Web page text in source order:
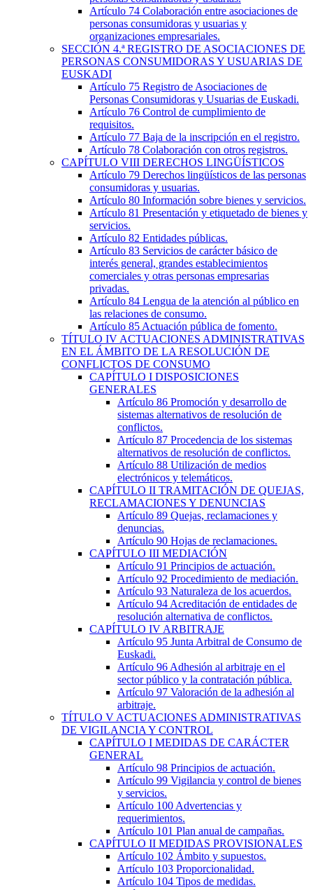
Artículo 74 Colaboración entre asociaciones de
personas consumidoras y usuarias y
organizaciones empresariales.
SECCIÓN 4.ªREGISTRO DE ASOCIACIONES DE
PERSONAS CONSUMIDORAS Y USUARIAS DE
EUSKADI
Artículo 75 Registro de Asociaciones de
Personas Consumidoras y Usuarias de Euskadi.
Artículo 76 Control de cumplimiento de
requisitos.
Artículo 77 Baja de la inscripción en el registro.
Artículo 78 Colaboración con otros registros.
CAPÍTULO VIII DERECHOS LINGÜÍSTICOS
Artículo 79 Derechos lingüísticos de las personas
consumidoras y usuarias.
Artículo 80 Información sobre bienes y servicios.
Artículo 81 Presentación y etiquetado de bienes y
servicios.
Artículo 82 Entidades públicas.
Artículo 83 Servicios de carácter básico de
interés general, grandes establecimientos
comerciales y otras personas empresarias
privadas.
Artículo 84 Lengua de la atención al público en
las relaciones de consumo.
Artículo 85 Actuación pública de fomento.
TÍTULO IV ACTUACIONES ADMINISTRATIVAS
EN EL ÁMBITO DE LA RESOLUCIÓN DE
CONFLICTOS DE CONSUMO
CAPÍTULO I DISPOSICIONES
GENERALES
Artículo 86 Promoción y desarrollo de
sistemas alternativos de resolución de
conflictos.
Artículo 87 Procedencia de los sistemas
alternativos de resolución de conflictos.
Artículo 88 Utilización de medios
electrónicos y telemáticos.
CAPÍTULO II TRAMITACIÓN DE QUEJAS,
RECLAMACIONES Y DENUNCIAS
Artículo 89 Quejas, reclamaciones y
denuncias.
Artículo 90 Hojas de reclamaciones.
CAPÍTULO III MEDIACIÓN
Artículo 91 Principios de actuación.
Artículo 92 Procedimiento de mediación.
Artículo 93 Naturaleza de los acuerdos.
Artículo 94 Acreditación de entidades de
resolución alternativa de conflictos.
CAPÍTULO IV ARBITRAJE
Artículo 95 Junta Arbitral de Consumo de
Euskadi.
Artículo 96 Adhesión al arbitraje en el
sector público y la contratación pública.
Artículo 97 Valoración de la adhesión al
arbitraje.
TÍTULO V ACTUACIONES ADMINISTRATIVAS
DE VIGILANCIA Y CONTROL
CAPÍTULO I MEDIDAS DE CARÁCTER
GENERAL
Artículo 98 Principios de actuación.
Artículo 99 Vigilancia y control de bienes
y servicios.
Artículo 100 Advertencias y
requerimientos.
Artículo 101 Plan anual de campañas.
CAPÍTULO II MEDIDAS PROVISIONALES
Artículo 102 Ámbito y supuestos.
Artículo 103 Proporcionalidad.
Artículo 104 Tipos de medidas.